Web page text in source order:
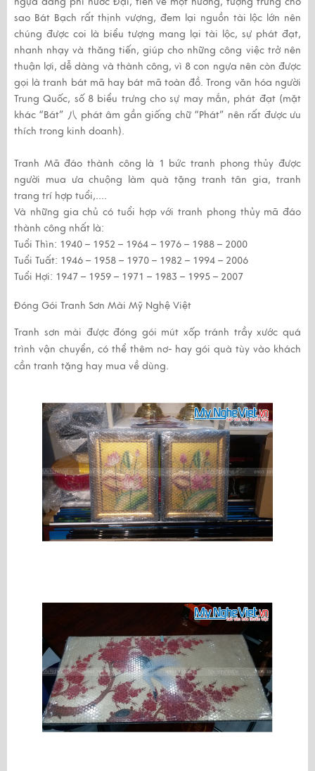
sao Bát Bạch rất thịnh vượng, đem lại nguồn tài lộc lớn nên
chúng được coi là biểu tượng mang lại tài lộc, sự phát đạt,
nhanh nhạy và thăng tiến, giúp cho những công việc trở nên
thuận lợi, dễ dàng và thành công, vì 8 con ngựa nên còn được
gọi là tranh bát mã hay bát mã toàn đồ. Trong văn hóa người
Trung Quốc, số 8 biểu trưng cho sự may mắn, phát đạt (mặt
khác “Bát” 八 phát âm gần giống chữ “Phát” nên rất được ưu
thích trong kinh doanh).
Tranh Mã đáo thành công là 1 bức tranh phong thủy được
người mua ưa chuộng làm quà tặng tranh tân gia, tranh
trang trí hợp tuổi,....
Và những gia chủ có tuổi hợp với tranh phong thủy mã đáo
thành công nhất là:
Tuổi Thìn: 1940 – 1952 – 1964 – 1976 – 1988 – 2000
Tuổi Tuất: 1946 – 1958 – 1970 – 1982 – 1994 – 2006
Tuổi Hợi: 1947 – 1959 – 1971 – 1983 – 1995 – 2007
Đóng Gói Tranh Sơn Mài Mỹ Nghệ Việt
Tranh sơn mài được đóng gói mút xốp tránh trầy xước quá
trình vận chuyển, có thể thêm nơ- hay gói quà tùy vào khách
cần tranh tặng hay mua về dùng.